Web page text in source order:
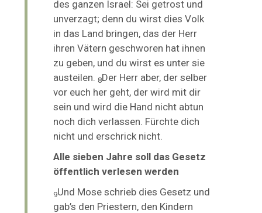
des ganzen Israel: Sei getrost und
unverzagt; denn du wirst dies Volk
in das Land bringen, das der Herr
ihren Vätern geschworen hat ihnen
zu geben, und du wirst es unter sie
austeilen. 8Der Herr aber, der selber
vor euch her geht, der wird mit dir
sein und wird die Hand nicht abtun
noch dich verlassen. Fürchte dich
nicht und erschrick nicht.
Alle sieben Jahre soll das Gesetz
öffentlich verlesen werden
9Und Mose schrieb dies Gesetz und
gab’s den Priestern, den Kindern